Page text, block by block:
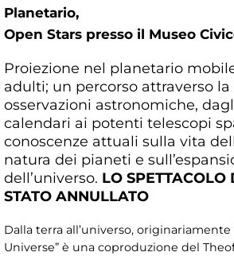
Planetario,
Open Stars presso il Museo
Proiezione nel planetario
adulti; un percorso attraverso
osservazioni astronomiche,
calendari ai potenti telescopi
conoscenze attuali sulla vita
natura dei pianeti e
dell’universo. LO SPETTACOLO
STATO ANNULLATO
Dalla terra all’universo,
Universe” è una coproduzione del